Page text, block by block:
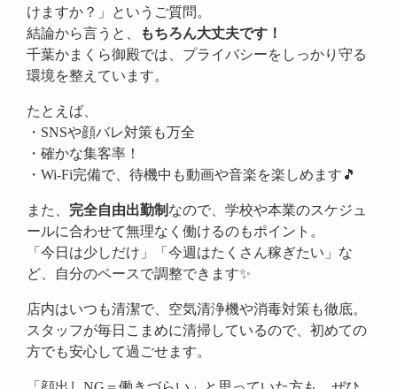
けますか？」というご質問。
結論から言うと、
もちろん大丈夫です！
千葉かまくら御殿では、プライバシーをしっかり守る
環境を整えています。
たとえば、
・SNSや顔バレ対策も万全
・確かな集客率！
・Wi-Fi完備で、待機中も動画や音楽を楽しめます🎵
また、 完全自由出勤制 なので、学校や本業のスケジュ
ールに合わせて無理なく働けるのもポイント。
「今日は少しだけ」「今週はたくさん稼ぎたい」な
ど、自分のペースで調整できます✨
店内はいつも清潔で、空気清浄機や消毒対策も徹底。
スタッフが毎日こまめに清掃しているので、初めての
方でも安心して過ごせます。